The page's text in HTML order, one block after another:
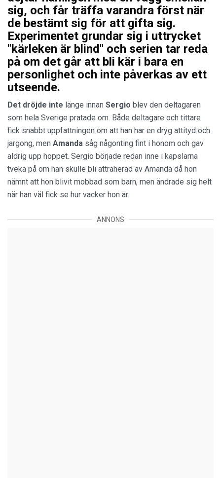
sig, och får träffa varandra först när
de bestämt sig för att gifta sig.
Experimentet grundar sig i uttrycket
"kärleken är blind" och serien tar reda
på om det går att bli kär i bara en
personlighet och inte påverkas av ett
utseende.
Det dröjde inte länge innan Sergio blev den deltagaren
som hela Sverige pratade om. Både deltagare och tittare
fick snabbt uppfattningen om att han har en dryg attityd och
jargong, men Amanda såg någonting fint i honom och gav
aldrig upp hoppet. Sergio började redan inne i kapslarna
tveka på om han skulle bli attraherad av Amanda då hon
nämnt att hon blivit mobbad som barn, men ändrade sig helt
när han väl fick se hur vacker hon är.
ANNONS